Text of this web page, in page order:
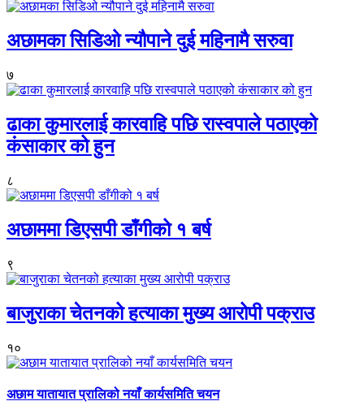
अछामका सिडिओ न्यौपाने दुई महिनामै सरुवा
७
ढाका कुमारलाई कारवाहि पछि रास्वपाले पठाएको
कंसाकार को हुन
८
अछाममा डिएसपी डाँगीको १ बर्ष
९
बाजुराका चेतनको हत्याका मुख्य आरोपी पक्राउ
१०
अछाम यातायात प्रालिको नयाँ कार्यसमिति चयन